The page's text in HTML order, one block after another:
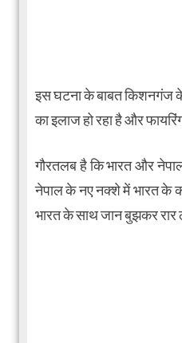
इस घटना के बाबत किशनगंज के
का इलाज हो रहा है और
गौरतलब है कि भारत और
नेपाल के नए नक्शे में भारत के
भारत के साथ जान बुझकर रार